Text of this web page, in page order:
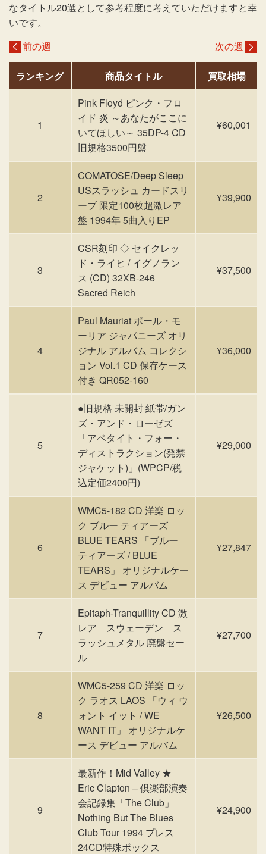
なタイトル20選として参考程度に考えていただけますと幸
いです。
前の週
次の週
ランキング 商品タイトル 買取相場
1
Pink Floyd ピンク・フロ
イド 炎 ～あなたがここに
いてほしい～ 35DP-4 CD
旧規格3500円盤
¥60,001
2
COMATOSE/Deep Sleep
USスラッシュ カードスリ
ーブ 限定100枚超激レア
盤 1994年 5曲入りEP
¥39,900
3
CSR刻印 ◇ セイクレッ
ド・ライヒ / イグノラン
ス (CD) 32XB-246
Sacred Reich
¥37,500
4
Paul Mauriat ポール・モ
ーリア ジャパニーズ オリ
ジナル アルバム コレクシ
ョン Vol.1 CD 保存ケース
付き QR052-160
¥36,000
5
●旧規格 未開封 紙帯/ガン
ズ・アンド・ローゼズ
「アペタイト・フォー・
ディストラクション(発禁
ジャケット)」(WPCP/税
込定価2400円)
¥29,000
6
WMC5-182 CD 洋楽 ロッ
ク ブルー ティアーズ
BLUE TEARS 「ブルー
ティアーズ / BLUE
TEARS」 オリジナルケー
ス デビュー アルバム
¥27,847
7
Epitaph-Tranquillity CD 激
レア スウェーデン ス
ラッシュメタル 廃盤セー
ル
¥27,700
8
WMC5-259 CD 洋楽 ロッ
ク ラオス LAOS 「ウィ ウ
ォント イット / WE
WANT IT」 オリジナルケ
ース デビュー アルバム
¥26,500
9
最新作！Mid Valley ★
Eric Clapton – 倶楽部演奏
会記録集「The Club」
Nothing But The Blues
Club Tour 1994 プレス
24CD特殊ボックス
¥24,900